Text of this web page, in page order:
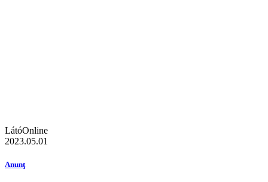
LátóOnline
2023.05.01
Anunţ